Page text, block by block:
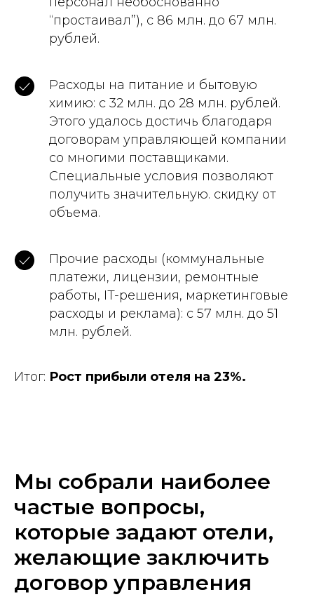
“простаивал”), с 86 млн. до 67 млн.
рублей.
Расходы на питание и бытовую
химию: с 32 млн. до 28 млн. рублей.
Этого удалось достичь благодаря
договорам управляющей компании
со многими поставщиками.
Специальные условия позволяют
получить значительную. скидку от
объема.
Прочие расходы (коммунальные
платежи, лицензии, ремонтные
работы, IT-решения, маркетинговые
расходы и реклама): с 57 млн. до 51
млн. рублей.
Итог: Рост прибыли отеля на 23%.
Мы собрали наиболее
частые вопросы,
которые задают отели,
желающие заключить
договор управления